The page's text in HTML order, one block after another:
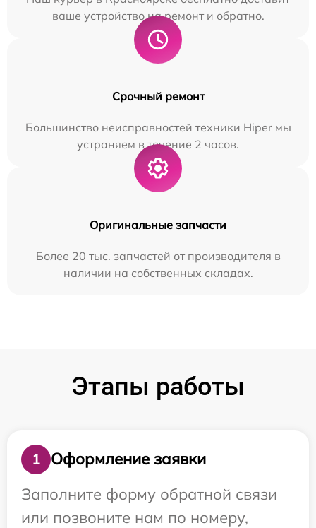
ваше устройство на ремонт и обратно.
Срочный ремонт
Большинство неисправностей техники Hiper мы
устраняем в течение 2 часов.
Оригинальные запчасти
Более 20 тыс. запчастей от производителя в
наличии на собственных складах.
Этапы работы
1
Оформление заявки
Заполните форму обратной связи
или позвоните нам по номеру,